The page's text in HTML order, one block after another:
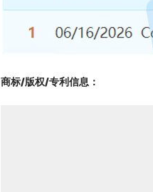
商标/版权/专利信息 ：